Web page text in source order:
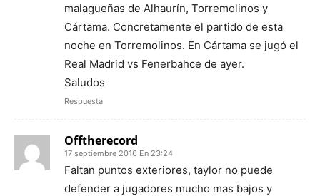
malagueñas de Alhaurín, Torremolinos y
Cártama. Concretamente el partido de esta
noche en Torremolinos. En Cártama se jugó el
Real Madrid vs Fenerbahce de ayer.
Saludos
Respuesta
Offtherecord
17 septiembre 2016 En 23:24
Faltan puntos exteriores, taylor no puede
defender a jugadores mucho mas bajos y